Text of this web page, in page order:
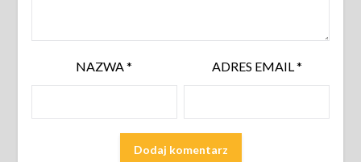
NAZWA* ADRES EMAIL *